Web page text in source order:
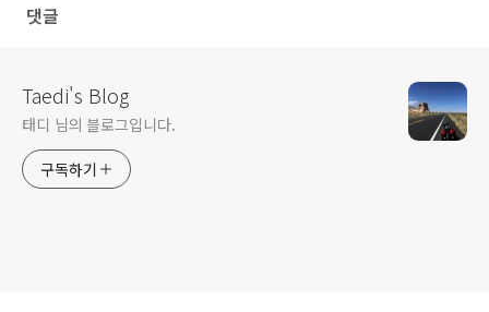
댓글
Taedi's Blog
태디 님의 블로그입니다.
구독하기